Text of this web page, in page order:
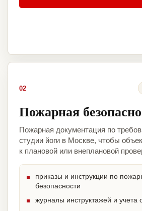
02
Пожарная
Пожарная документация по
студии йоги в Москве, чтобы
к плановой или внеплановой
приказы и инструкции по
безопасности
журналы инструктажей и учета